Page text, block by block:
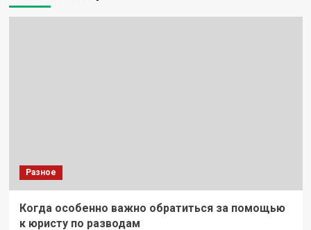
Разное
Когда особенно важно обратиться за помощью
к юристу по разводам